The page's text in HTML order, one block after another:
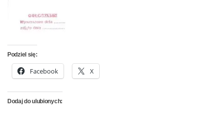
Podziel się:
Facebook X
Dodaj do ulubionych: